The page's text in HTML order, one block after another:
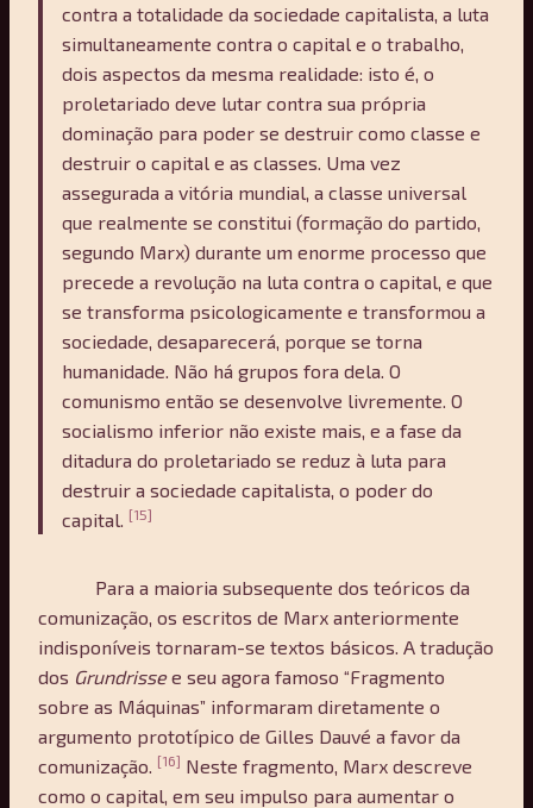
contra a totalidade da sociedade capitalista, a luta
simultaneamente contra o capital e o trabalho,
dois aspectos da mesma realidade: isto é, o
proletariado deve lutar contra sua própria
dominação para poder se destruir como classe e
destruir o capital e as classes. Uma vez
assegurada a vitória mundial, a classe universal
que realmente se constitui (formação do partido,
segundo Marx) durante um enorme processo que
precede a revolução na luta contra o capital, e que
se transforma psicologicamente e transformou a
sociedade, desaparecerá, porque se torna
humanidade. Não há grupos fora dela. O
comunismo então se desenvolve livremente. O
socialismo inferior não existe mais, e a fase da
ditadura do proletariado se reduz à luta para
destruir a sociedade capitalista, o poder do
capital.
[15]
Para a maioria subsequente dos teóricos da
comunização, os escritos de Marx anteriormente
indisponíveis tornaram-se textos básicos. A tradução
dos Grundrissee seu agora famoso “Fragmento
sobre as Máquinas” informaram diretamente o
argumento prototípico de Gilles Dauvé a favor da
comunização.
[16] Neste fragmento, Marx descreve
como o capital, em seu impulso para aumentar o